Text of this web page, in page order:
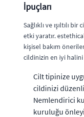
İpuçları
Sağlıklı ve ışıltılı
etki yaratır.
kişisel bakım
cildinizin en iyi halini
Cilt tipinize
cildinizi
Nemlendirici
kuruluğu